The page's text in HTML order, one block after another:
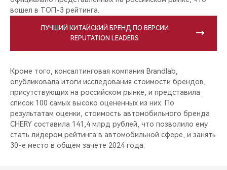
вошел в ТОП-3 рейтинга.
ЛУЧШИЙ КИТАЙСКИЙ БРЕНД ПО ВЕРСИИ
REPUTATION LEADERS
Кроме того, консалтинговая компания Brandlab,
опубликовала итоги исследования стоимости брендов,
присутствующих на российском рынке, и представила
список 100 самых высоко оцененных из них. По
результатам оценки, стоимость автомобильного бренда
CHERY составила 141,4 млрд рублей, что позволило ему
стать лидером рейтинга в автомобильной сфере, и занять
30-е место в общем зачете 2024 года.